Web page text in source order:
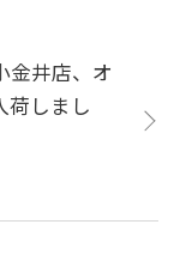
金井店、オ
荷しまし